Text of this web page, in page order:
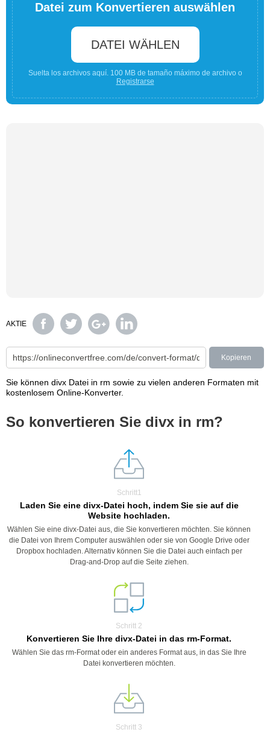
Datei zum Konvertieren auswählen
DATEI WÄHLEN
Suelta los archivos aquí. 100 MB de tamaño máximo de archivo o
Registrarse
AKTIE
Kopieren
Sie können divx Datei in rm sowie zu vielen anderen Formaten mit
kostenlosem Online-Konverter.
So konvertieren Sie divx in rm?
Schritt1
Laden Sie eine divx-Datei hoch, indem Sie sie auf die
Website hochladen.
Wählen Sie eine divx-Datei aus, die Sie konvertieren möchten. Sie können
die Datei von Ihrem Computer auswählen oder sie von Google Drive oder
Dropbox hochladen. Alternativ können Sie die Datei auch einfach per
Drag-and-Drop auf die Seite ziehen.
Schritt 2
Konvertieren Sie Ihre divx-Datei in das rm-Format.
Wählen Sie das rm-Format oder ein anderes Format aus, in das Sie Ihre
Datei konvertieren möchten.
Schritt 3